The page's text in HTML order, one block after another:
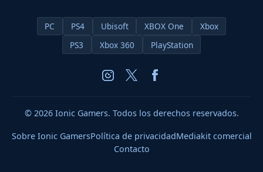
PC PS4 Ubisoft XBOX One
Xbox
PS3
Xbox 360 PlayStation
© 2026 Ionic Gamers. Todos los derechos reservados.
Sobre Ionic GamersPolítica de privacidadMediakit comercial
Contacto